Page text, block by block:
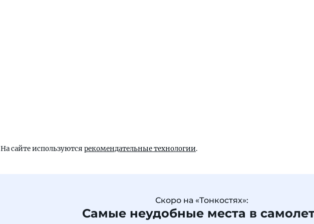
На сайте используются рекомендательные технологии.
Скоро на «Тонкостях»:
Самые неудобные места в